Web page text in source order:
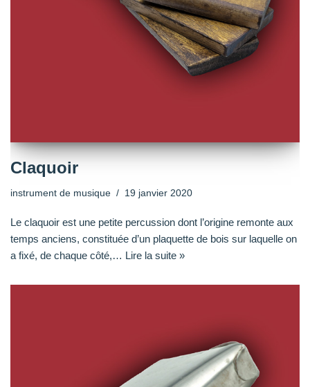
Claquoir
instrument de musique 19 janvier 2020
Le claquoir est une petite percussion dont l’origine remonte aux
temps anciens, constituée d’un plaquette de bois sur laquelle on
a fixé, de chaque côté,… Lire la suite »